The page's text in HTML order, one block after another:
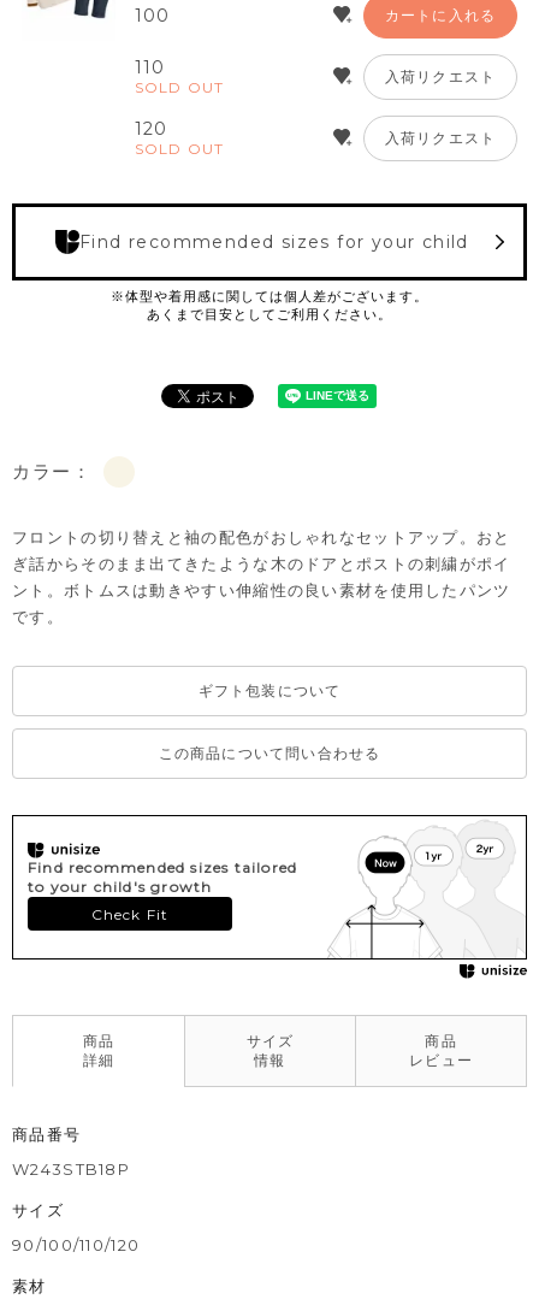
100 カートに入れる
110
SOLD OUT
入荷リクエスト
120
SOLD OUT
入荷リクエスト
Find recommended sizes for your child
カラー：
フロントの切り替えと袖の配色がおしゃれなセットアップ。おと
ぎ話からそのまま出てきたような木のドアとポストの刺繍がポイ
ント。ボトムスは動きやすい伸縮性の良い素材を使用したパンツ
です。
ギフト包装について
この商品について問い合わせる
Find recommended sizes tailored
to your child's growth
Check Fit
商品
詳細
サイズ
情報
商品
レビュー
商品番号
W243STB18P
サイズ
90/100/110/120
素材